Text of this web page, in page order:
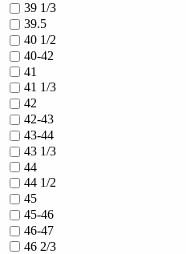
39 1/3
39.5
40 1/2
40-42
41
41 1/3
42
42-43
43-44
43 1/3
44
44 1/2
45
45-46
46-47
46 2/3